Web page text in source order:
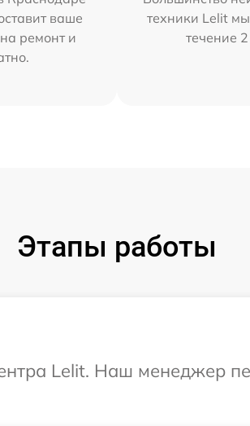
ваше
ремонт и
техники Lelit
течение
Этапы работы
Lelit. Наш менеджер